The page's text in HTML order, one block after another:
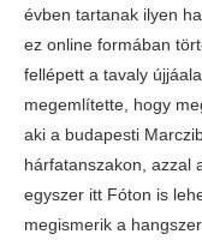
évben tartanak ilyen
ez online formában
fellépett a tavaly
megemlítette, hogy
aki a budapesti
hárfatanszakon, azzal
egyszer itt Fóton is
megismerik a